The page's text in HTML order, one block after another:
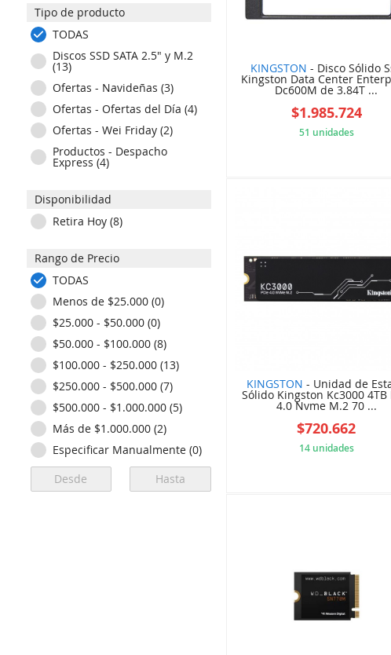
Tipo de producto
TODAS
Discos SSD SATA 2.5" y M.2
(13)
Ofertas - Navideñas (3)
Ofertas - Ofertas del Día (4)
Ofertas - Wei Friday (2)
Productos - Despacho
Express (4)
Disponibilidad
Retira Hoy (8)
Rango de Precio
TODAS
Menos de $25.000 (0)
$25.000 - $50.000 (0)
$50.000 - $100.000 (8)
$100.000 - $250.000 (13)
$250.000 - $500.000 (7)
$500.000 - $1.000.000 (5)
Más de $1.000.000 (2)
Especificar Manualmente (0)
KINGSTON - Disco Sólido
Kingston Data Center
Dc600M de 3.84T ...
$1.985.724
51 unidades
KINGSTON - Unidad de
Sólido Kingston Kc3000 4TB
4.0 Nvme M.2 70 ...
$720.662
14 unidades